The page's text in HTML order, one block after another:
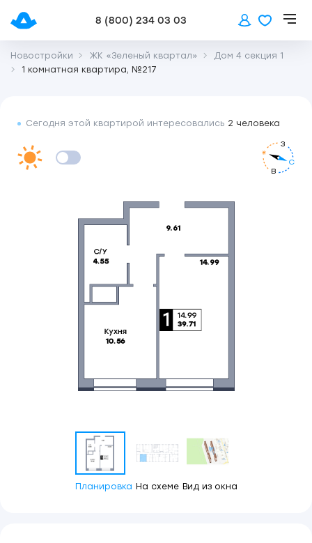
8 (800) 234 03 03
Новостройки ЖК «Зеленый квартал»
Дом 4 секция 1
1 комнатная квартира, №217
Сегодня этой квартирой интересовались 2 человека
С
В
З
Планировка На схеме Вид из окна